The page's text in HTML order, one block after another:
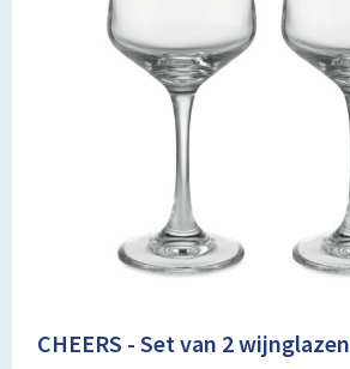
CHEERS - Set van 2 wijnglazen